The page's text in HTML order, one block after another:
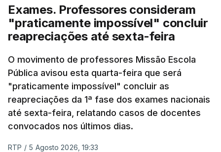
Exames. Professores consideram
"praticamente impossível" concluir
reapreciações até sexta-feira
O movimento de professores Missão Escola
Pública avisou esta quarta-feira que será
"praticamente impossível" concluir as
reapreciações da 1ª fase dos exames nacionais
até sexta-feira, relatando casos de docentes
convocados nos últimos dias.
RTP / 5 Agosto 2026, 19:33